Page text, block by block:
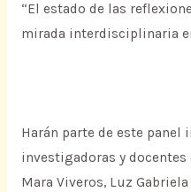
“El estado de las
mirada interdisciplinaria
Harán parte de este
investigadoras y
Mara Viveros, Luz